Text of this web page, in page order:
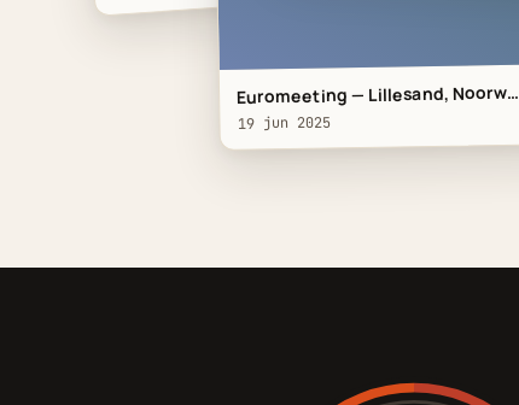
Euromeeting — Lillesand, Noorw…
19 jun 2025